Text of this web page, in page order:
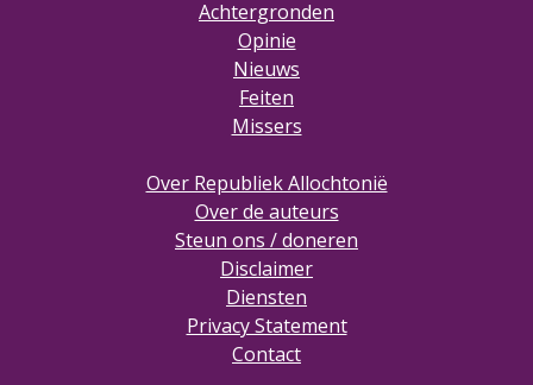
Achtergronden
Opinie
Nieuws
Feiten
Missers
Over Republiek Allochtonië
Over de auteurs
Steun ons / doneren
Disclaimer
Diensten
Privacy Statement
Contact